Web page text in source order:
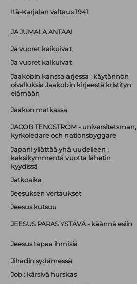
Itä-Karjalan valtaus 1941
JA JUMALA ANTAA!
Ja vuoret kaikuivat
Ja vuoret kaikuivat
Jaakobin kanssa arjessa : käytännön
oivalluksia Jaakobin kirjeestä kristityn
elämään
Jaakon matkassa
JACOB TENGSTRÖM - universitetsman,
kyrkoledare och nationsbyggare
Japani yllättää yhä uudelleen :
kaksikymmentä vuotta lähetin
kyydissä
Jatkoaika
Jeesuksen vertaukset
Jeesus kutsuu
JEESUS PARAS YSTÄVÄ - käännä esiin
Jeesus tapaa ihmisiä
Jihadin sydämessä
Job : kärsivä hurskas